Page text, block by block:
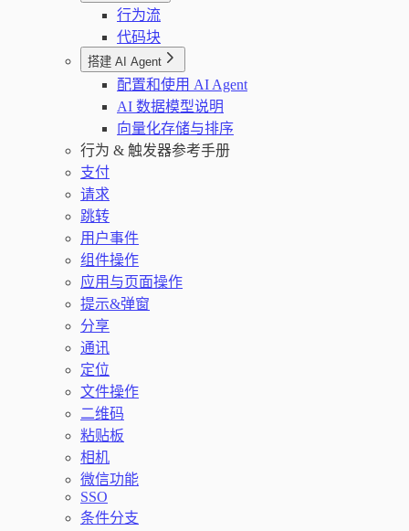
行为流
代码块
搭建 AI Agent
配置和使用 AI Agent
AI 数据模型说明
向量化存储与排序
行为 & 触发器参考手册
支付
请求
跳转
用户事件
组件操作
应用与页面操作
提示&弹窗
分享
通讯
定位
文件操作
二维码
粘贴板
相机
微信功能
SSO
条件分支